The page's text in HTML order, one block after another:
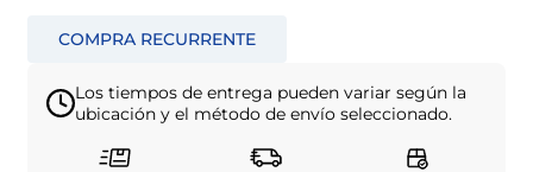
Los tiempos de entrega pueden variar según la
ubicación y el método de envío seleccionado.